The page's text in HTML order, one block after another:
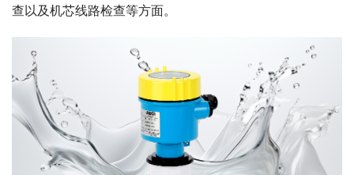
查以及机芯线路检查等方面。